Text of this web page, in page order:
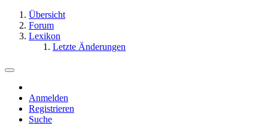
Übersicht
Forum
Lexikon
Letzte Änderungen
Anmelden
Registrieren
Suche